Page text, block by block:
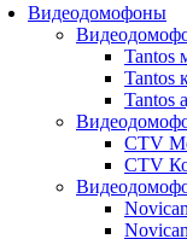
Видеодомофоны
Tantos
Tantos
Tantos
CTV
CTV